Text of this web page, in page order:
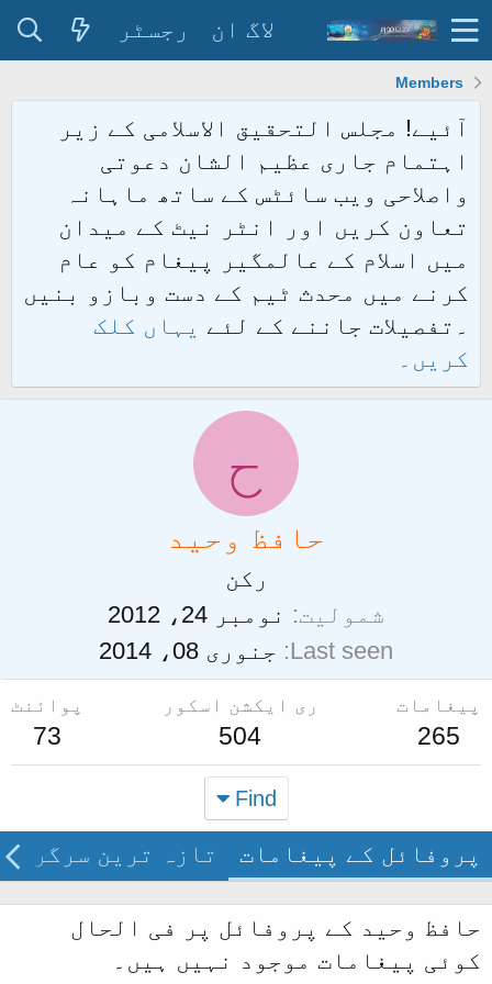
لاگ ان رجسٹر
Members
آئیے! مجلس التحقیق الاسلامی کے زیر
اہتمام جاری عظیم الشان دعوتی
واصلاحی ویب سائٹس کے ساتھ ماہانہ
تعاون کریں اور انٹر نیٹ کے میدان
میں اسلام کے عالمگیر پیغام کو عام
کرنے میں محدث ٹیم کے دست وبازو بنیں
۔تفصیلات جاننے کے لئے یہاں کلک
کریں۔
ح
حافظ وحید
رکن
شمولیت
نومبر 24، 2012
Last seen جنوری 08، 2014
پیغامات
265
ری ایکشن اسکور
504
پوائنٹ
73
Find
پروفائل کے پیغامات تازہ ترین سرگرمی
حافظ وحید کے پروفائل پر فی الحال
کوئی پیغامات موجود نہیں ہیں۔